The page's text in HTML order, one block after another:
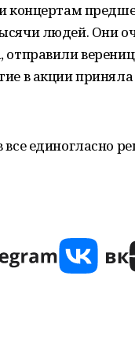
концертам
людей. Они
отправили
в акции
все единогласно